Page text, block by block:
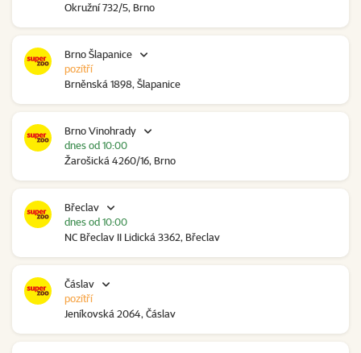
Okružní 732/5, Brno
Brno Šlapanice
Brněnská 1898, Šlapanice
pozítří
Brno Vinohrady
Žarošická 4260/16, Brno
dnes od 10:00
Břeclav
NC Břeclav II Lidická 3362, Břeclav
dnes od 10:00
Čáslav
Jeníkovská 2064, Čáslav
pozítří